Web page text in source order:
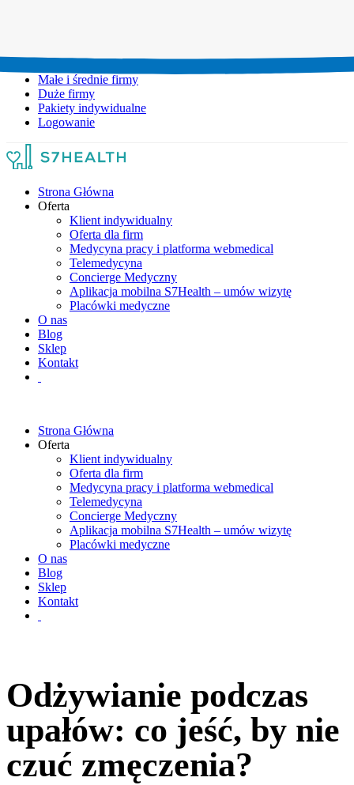
Małe i średnie firmy
Duże firmy
Pakiety indywidualne
Logowanie
Strona Główna
Oferta
Klient indywidualny
Oferta dla firm
Medycyna pracy i platforma webmedical
Telemedycyna
Concierge Medyczny
Aplikacja mobilna S7Health – umów wizytę
Placówki medyczne
O nas
Blog
Sklep
Kontakt
Strona Główna
Oferta
Klient indywidualny
Oferta dla firm
Medycyna pracy i platforma webmedical
Telemedycyna
Concierge Medyczny
Aplikacja mobilna S7Health – umów wizytę
Placówki medyczne
O nas
Blog
Sklep
Kontakt
Odżywianie podczas
upałów: co jeść, by nie
czuć zmęczenia?